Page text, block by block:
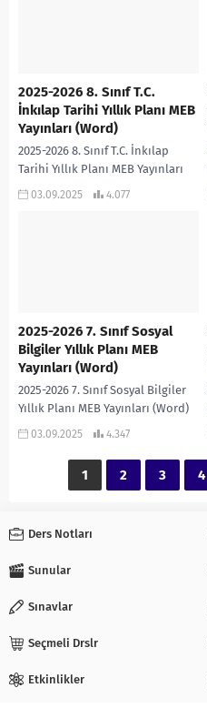
2025-2026 8. Sınıf T.C.
İnkılap Tarihi Yıllık Planı MEB
Yayınları (Word)
2025-2026 8. Sınıf T.C. İnkılap
Tarihi Yıllık Planı MEB Yayınları
(Word) 2025-2026 8. SINIF T.C.
03.09.2025 4.077
2025-2026 7. Sınıf Sosyal
Bilgiler Yıllık Planı MEB
Yayınları (Word)
2025-2026 7. Sınıf Sosyal Bilgiler
Yıllık Planı MEB Yayınları (Word)
2025-2026 7. SINIF SOSYAL BİLGİLER
03.09.2025 4.347
1 2 3 4
Ders Notları
Sunular
Sınavlar
Seçmeli Drslr
Etkinlikler